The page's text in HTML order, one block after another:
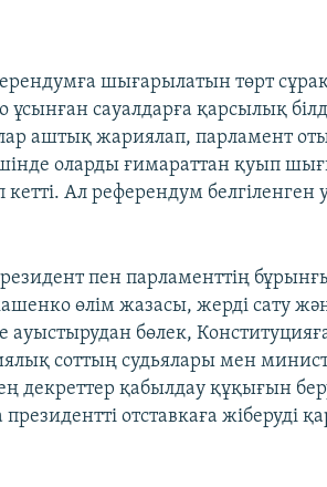
шығарылатын төрт
сауалдарға қарсылық
аштық жариялап, парламент
оларды ғимараттан қуып
кетті. Ал референдум
пен парламенттің
өлім жазасы, жерді сату
ауыстырудан бөлек,
соттың судьялары мен
декреттер қабылдау құқығын
отставкаға жіберуді